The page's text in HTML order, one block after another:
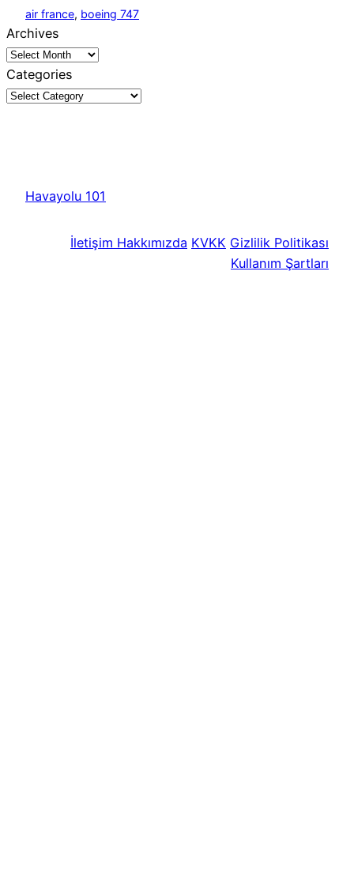
air france, boeing 747
Archives
Categories
Havayolu 101
İletişim Hakkımızda KVKK Gizlilik Politikası
Kullanım Şartları